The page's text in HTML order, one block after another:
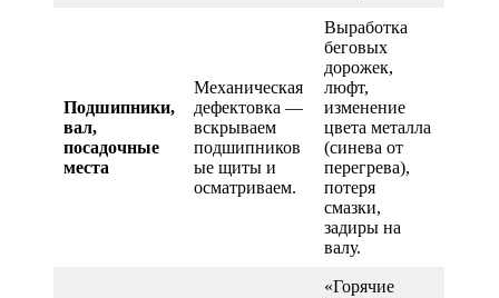
Подшипники,
вал,
посадочные
места
Механическая
дефектовка —
вскрываем
подшипников
ые щиты и
осматриваем.
Выработка
беговых
дорожек,
люфт,
изменение
цвета металла
(синева от
перегрева),
потеря
смазки,
задиры на
валу.
«Горячие